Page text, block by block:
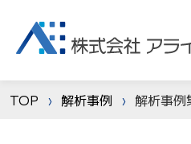
TOP 解析事例 解析事例